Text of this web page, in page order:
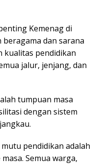
Kemenag di
dan sarana
kualitas pendidikan
jalur, jenjang, dan
tumpuan masa
dengan sistem
pendidikan adalah
Semua warga,